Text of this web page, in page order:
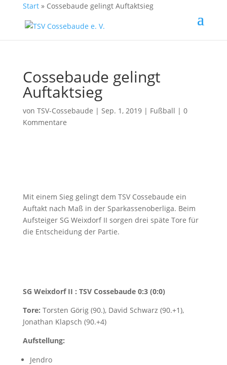
Start» Cossebaude gelingt Auftaktsieg
Cossebaude gelingt
Auftaktsieg
von TSV-Cossebaude | Sep. 1, 2019 | Fußball | 0
Kommentare
Mit einem Sieg gelingt dem TSV Cossebaude ein
Auftakt nach Maß in der Sparkassenoberliga. Beim
Aufsteiger SG Weixdorf II sorgen drei späte Tore für
die Entscheidung der Partie.
SG Weixdorf II : TSV Cossebaude 0:3 (0:0)
Tore: Torsten Görig (90.), David Schwarz (90.+1),
Jonathan Klapsch (90.+4)
Aufstellung:
Jendro